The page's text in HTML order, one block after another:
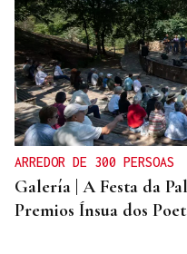
ARREDOR DE 300 PERSOAS
Galería | A Festa da
Premios Ínsua dos